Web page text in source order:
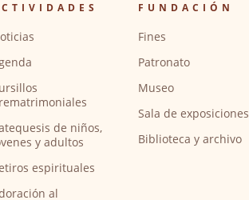
de niños,
y adultos
espirituales
al
FUNDACIÓN
Fines
Patronato
Museo
Sala de exposiciones
Biblioteca y archivo